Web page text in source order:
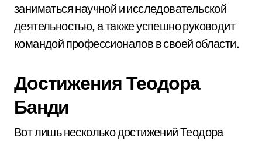
заниматься научной и исследовательской
деятельностью, а также успешно руководит
командой профессионалов в своей области.
Достижения Теодора
Банди
Вот лишь несколько достижений Теодора